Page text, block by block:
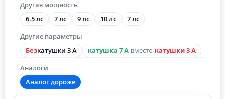
Другая мощность
6.5 лс 7 лс 9 лс 10 лс 7 лс
Другие параметры
Безкатушки 3 А катушка 7 А вместо катушки 3 А
Аналоги
Аналог дороже